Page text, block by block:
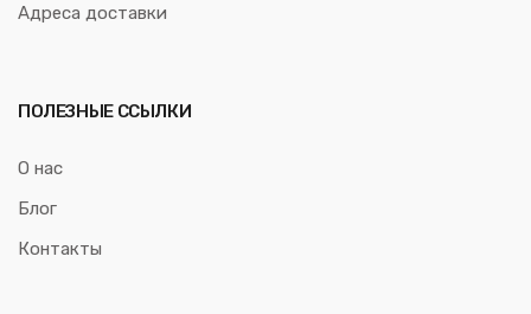
Адреса доставки
ПОЛЕЗНЫЕ ССЫЛКИ
О нас
Блог
Контакты